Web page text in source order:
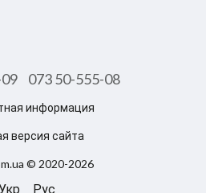
073 50-555-08
информация
версия сайта
© 2020-2026
Рус